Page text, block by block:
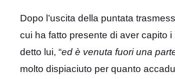
Dopo l’uscita della puntata
cui ha fatto presente di aver capito i
detto lui, “ed è venuta fuori una
molto dispiaciuto per quanto